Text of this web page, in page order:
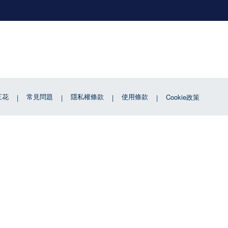
花 常見問題 隱私權條款 使用條款 Cookie政策